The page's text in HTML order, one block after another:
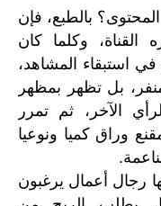
بالطبع، فإن
القناة، وكلما كان
استبقاء المشاهد،
بل تظهر بمظهر
الآخر، ثم تمرر
وراق كميا ونوعيا
رجال أعمال يرغبون